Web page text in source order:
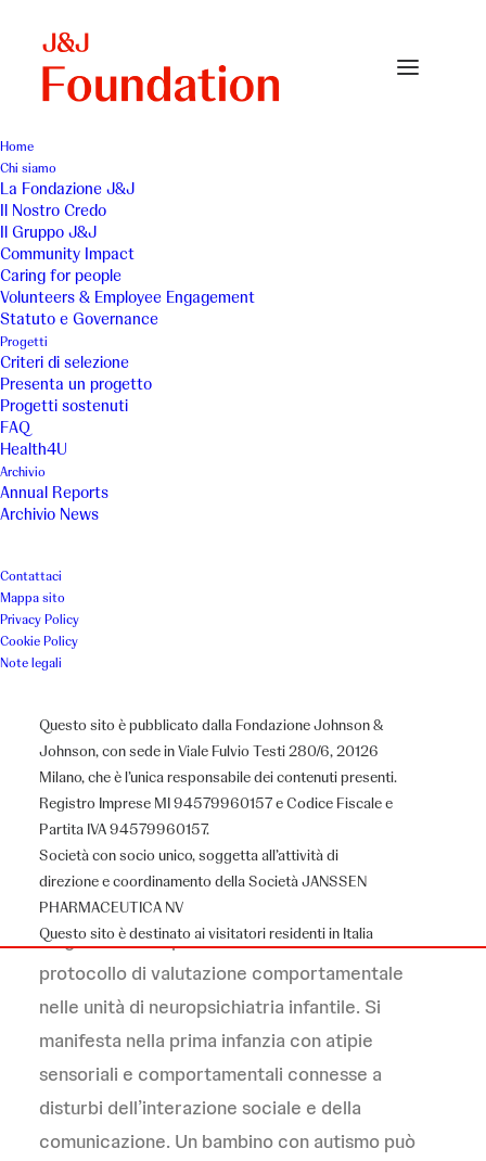
Home
Chi siamo
La Fondazione J&J
Il Nostro Credo
Il Gruppo J&J
Community Impact
Caring for people
Volunteers & Employee Engagement
Statuto e Governance
Progetti
Criteri di selezione
Presenta un progetto
Progetti sostenuti
FAQ
Health4U
Archivio
Annual Reports
Archivio News
Contattaci
Mappa sito
Privacy Policy
Cookie Policy
Note legali
Questo sito è pubblicato dalla Fondazione Johnson &
Johnson, con sede in Viale Fulvio Testi 280/6, 20126
Milano, che è l’unica responsabile dei contenuti presenti.
Registro Imprese MI 94579960157 e Codice Fiscale e
Partita IVA 94579960157.
Società con socio unico, soggetta all’attività di
direzione e coordinamento della Società JANSSEN
PHARMACEUTICA NV
Questo sito è destinato ai visitatori residenti in Italia
Una Breccia nel Muro -
Atelier delle Autonomie
Centro per il trattamento
dell’autismo
Salerno
Associazione
Una Breccia nel Muro
Il Progetto
L’autismo è un disturbo del neuro sviluppo, ormai
diagnosticabile precocemente mediante un
protocollo di valutazione comportamentale
nelle unità di neuropsichiatria infantile. Si
manifesta nella prima infanzia con atipie
sensoriali e comportamentali connesse a
disturbi dell’interazione sociale e della
comunicazione. Un bambino con autismo può